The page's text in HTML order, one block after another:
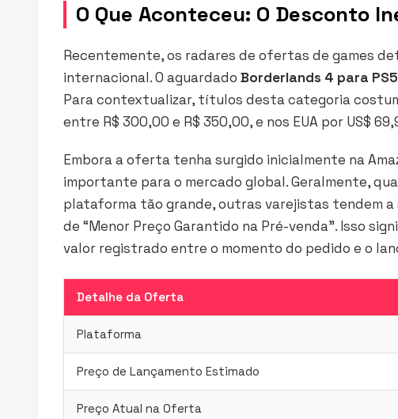
O Que Aconteceu: O Desconto
Recentemente, os radares de ofertas de games
internacional. O aguardado Borderlands 4 para PS5
Para contextualizar, títulos desta categoria
entre R$ 300,00 e R$ 350,00, e nos EUA por US$
Embora a oferta tenha surgido inicialmente na
importante para o mercado global. Geralmente,
plataforma tão grande, outras varejistas tendem a
de “Menor Preço Garantido na Pré-venda”. Isso
valor registrado entre o momento do pedido e o
Detalhe da Oferta
Plataforma
Preço de Lançamento Estimado
Preço Atual na Oferta